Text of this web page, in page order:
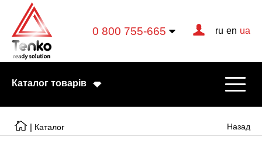
0 800 755-665 ru en ua
Каталог товарів
Назад
| Каталог